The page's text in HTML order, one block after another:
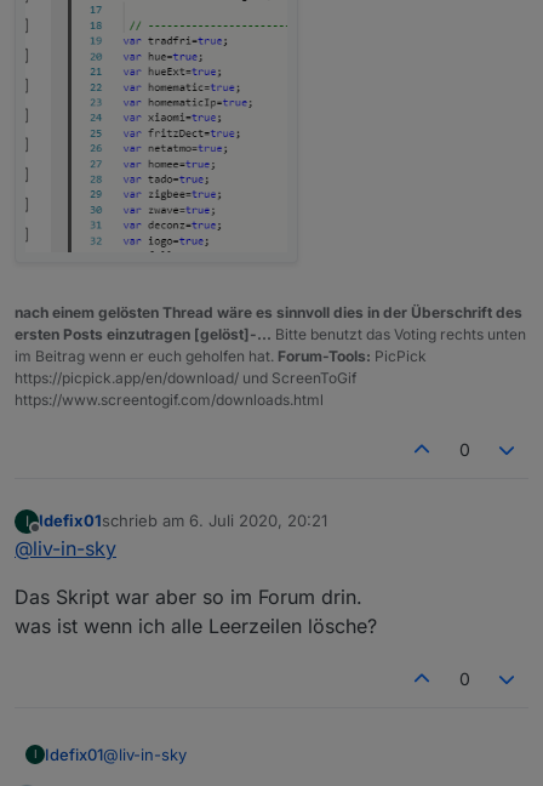
nach einem gelösten Thread wäre es sinnvoll dies in der Überschrift des
ersten Posts einzutragen [gelöst]-... Bitte benutzt das Voting rechts unten
im Beitrag wenn er euch geholfen hat. Forum-Tools: PicPick
https://picpick.app/en/download/ und ScreenToGif
https://www.screentogif.com/downloads.html
0
I
Offline
Idefix01schrieb am 6. Juli 2020, 20:21
zuletzt editiert von
@liv-in-sky
Das Skript war aber so im Forum drin.
was ist wenn ich alle Leerzeilen lösche?
0
I Idefix01@liv-in-sky